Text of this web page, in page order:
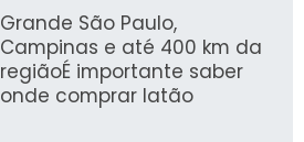
Grande São Paulo,
Campinas e até 400 km da
regiãoÉ importante saber
onde comprar latão